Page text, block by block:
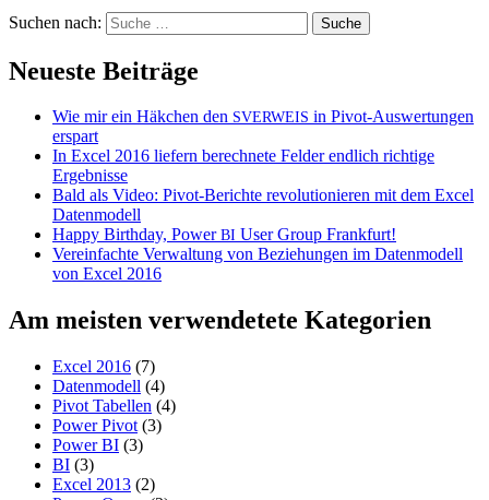
Suchen nach:
Neueste Beiträge
Wie mir ein Häkchen den SVERWEIS in Pivot-Auswertungen
erspart
In Excel 2016 liefern berechnete Felder endlich richtige
Ergebnisse
Bald als Video: Pivot-Berichte revolutionieren mit dem Excel
Datenmodell
Happy Birthday, PowerBI User Group Frankfurt!
Vereinfachte Verwaltung von Beziehungen im Datenmodell
von Excel 2016
Am meisten verwendetete Kategorien
Excel 2016 (7)
Datenmodell (4)
Pivot Tabellen (4)
Power Pivot (3)
Power BI (3)
BI (3)
Excel 2013 (2)